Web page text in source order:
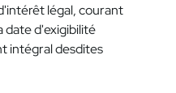
légal, courant
date d'exigibilité
intégral desdites